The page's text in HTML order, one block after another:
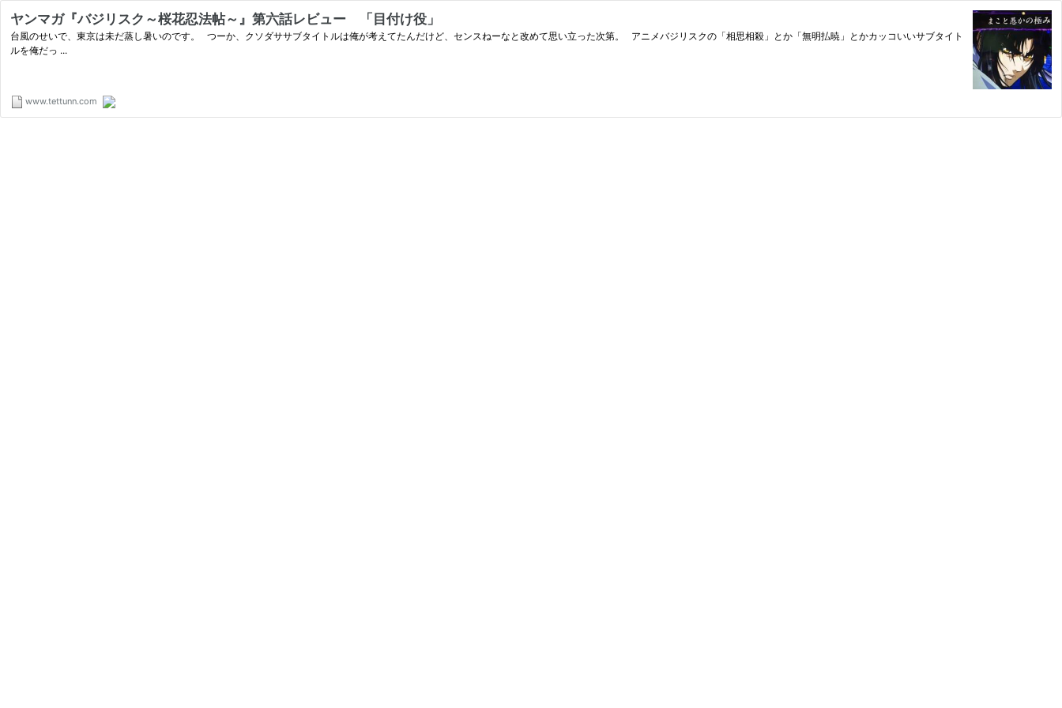
ヤンマガ『バジリスク～桜花忍法帖～』第六話レビュー 「目付け役」
台風のせいで、東京は未だ蒸し暑いのです。 つーか、クソダササブタイトルは俺が考えてたんだけど、センスねーなと改めて思い立った次第。 アニメバジリスクの「相思相殺」とか「無明払暁」とかカッコいいサブタイト
ルを俺だっ ...
www.tettunn.com